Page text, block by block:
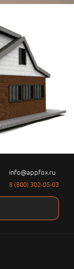
info@appfox.ru
8 (800) 302-05-03